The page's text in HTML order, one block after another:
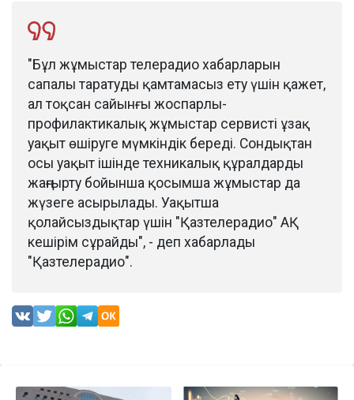
"Бұл жұмыстар телерадио хабарларын
сапалы таратуды қамтамасыз ету үшін қажет,
ал тоқсан сайынғы жоспарлы-
профилактикалық жұмыстар сервисті ұзақ
уақыт өшіруге мүмкіндік береді. Сондықтан
осы уақыт ішінде техникалық құралдарды
жаңғырту бойынша қосымша жұмыстар да
жүзеге асырылады. Уақытша
қолайсыздықтар үшін "Қазтелерадио" АҚ
кешірім сұрайды", - деп хабарлады
"Қазтелерадио".